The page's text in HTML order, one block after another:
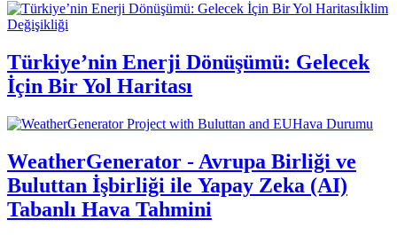
İklim
Değişikliği
Türkiye’nin Enerji Dönüşümü: Gelecek
İçin Bir Yol Haritası
Hava Durumu
WeatherGenerator - Avrupa Birliği ve
Buluttan İşbirliği ile Yapay Zeka (AI)
Tabanlı Hava Tahmini